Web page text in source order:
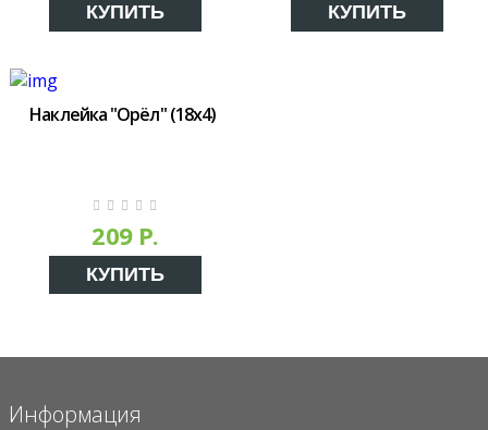
КУПИТЬ КУПИТЬ
Наклейка "Орёл" (18х4)
209 Р.
КУПИТЬ
Информация